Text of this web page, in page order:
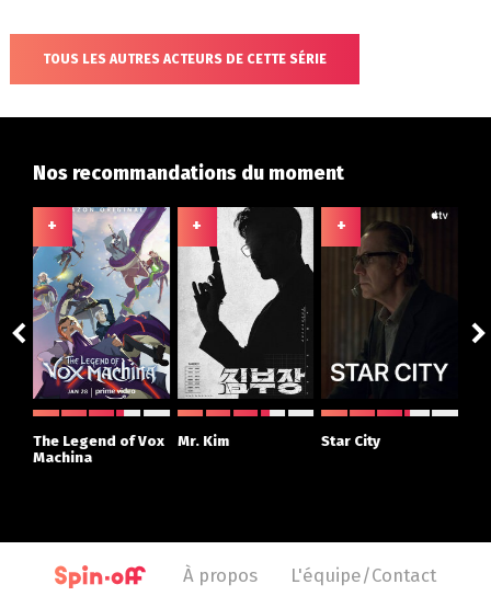
TOUS LES AUTRES ACTEURS DE CETTE SÉRIE
Nos recommandations du moment
+
The Legend of Vox
Machina
+
Mr. Kim
+
Star City
À propos L'équipe/Contact